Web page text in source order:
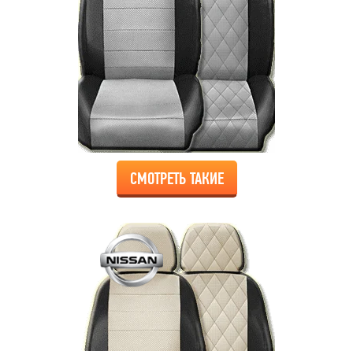
СМОТРЕТЬ ТАКИЕ